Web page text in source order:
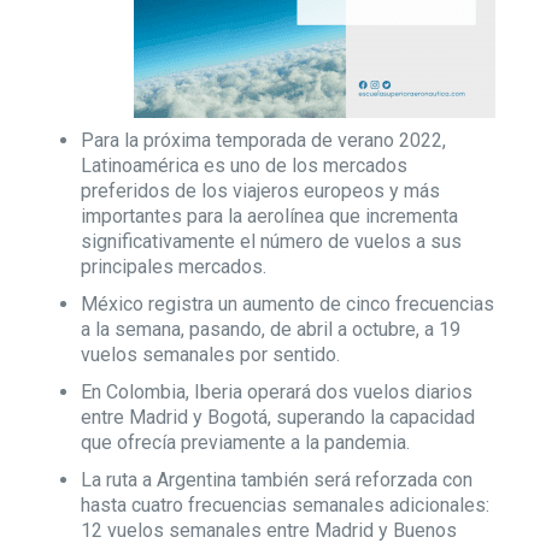
Para la próxima temporada de verano 2022,
Latinoamérica es uno de los mercados
preferidos de los viajeros europeos y más
importantes para la aerolínea que incrementa
significativamente el número de vuelos a sus
principales mercados.
México registra un aumento de cinco frecuencias
a la semana, pasando, de abril a octubre, a 19
vuelos semanales por sentido.
En Colombia, Iberia operará dos vuelos diarios
entre Madrid y Bogotá, superando la capacidad
que ofrecía previamente a la pandemia.
La ruta a Argentina también será reforzada con
hasta cuatro frecuencias semanales adicionales:
12 vuelos semanales entre Madrid y Buenos